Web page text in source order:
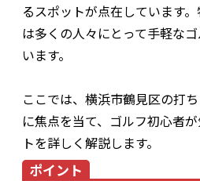
るスポットが点在しています。
は多くの人々にとって手軽な
います。
ここでは、横浜市鶴見区の打
に焦点を当て、ゴルフ初心者
トを詳しく解説します。
ポイント